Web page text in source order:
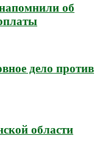
об
дело против
области